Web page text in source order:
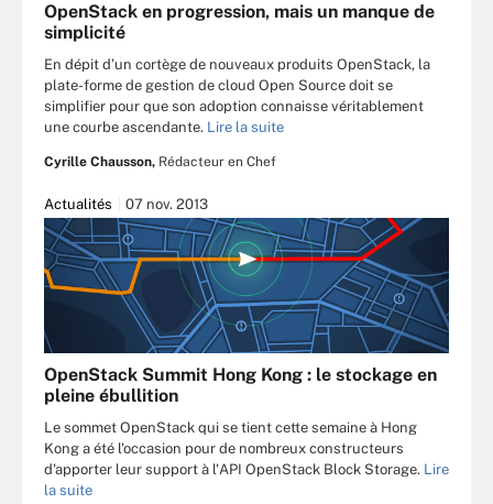
OpenStack en progression, mais un manque de
simplicité
En dépit d’un cortège de nouveaux produits OpenStack, la
plate-forme de gestion de cloud Open Source doit se
simplifier pour que son adoption connaisse véritablement
une courbe ascendante. Lire la suite
Cyrille Chausson, Rédacteur en Chef
Actualités 07 nov. 2013
OpenStack Summit Hong Kong : le stockage en
pleine ébullition
Le sommet OpenStack qui se tient cette semaine à Hong
Kong a été l'occasion pour de nombreux constructeurs
d'apporter leur support à l'API OpenStack Block Storage. Lire
la suite